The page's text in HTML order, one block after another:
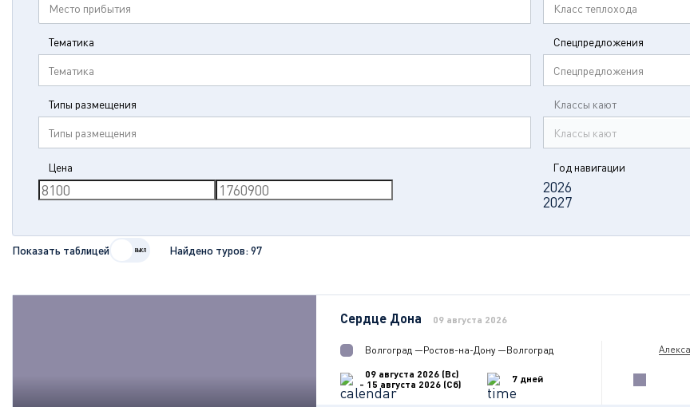
Место прибытия Класс теплохода
Тематика
Тематика
Спецпредложения
Спецпредложения
Типы размещения
Типы размещения
Классы кают
Классы кают
Цена Год навигации
2026
2027
Показать таблицей Найдено туров:97
Сердце Дона 09 августа 2026
Волгоград —Ростов-на-Дону —Волгоград
09 августа 2026 (Вс)
- 15 августа 2026 (Сб)
7 дней